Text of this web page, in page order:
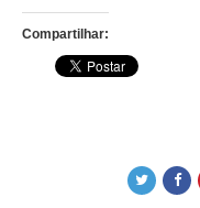
Compartilhar: